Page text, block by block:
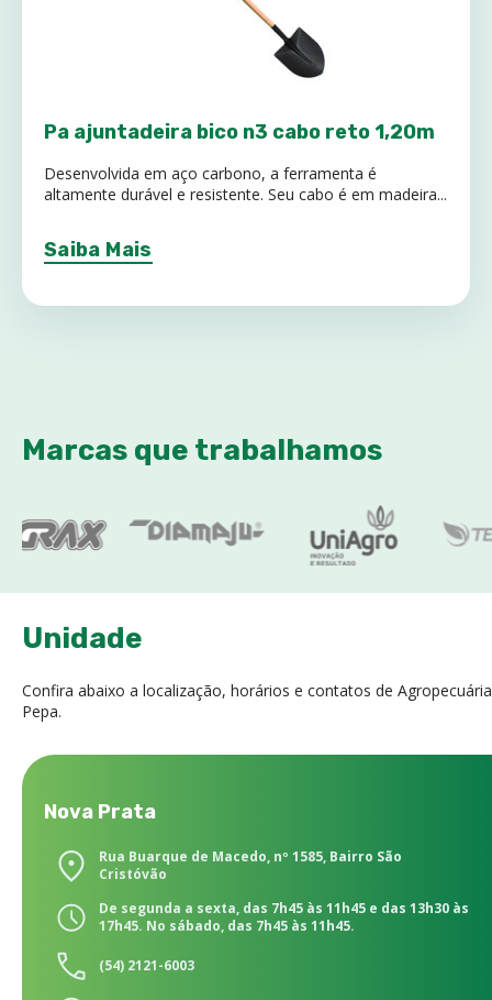
Pa ajuntadeira bico n3 cabo reto 1,20m
Desenvolvida em aço carbono, a ferramenta é
altamente durável e resistente. Seu cabo é em madeira...
Saiba Mais
Marcas que trabalhamos
Unidade
Confira abaixo a localização, horários e contatos de Agropecuária
Pepa.
Nova Prata
Rua Buarque de Macedo, nº 1585, Bairro São
Cristóvão
De segunda a sexta, das 7h45 às 11h45 e das 13h30 às
17h45. No sábado, das 7h45 às 11h45.
(54) 2121-6003